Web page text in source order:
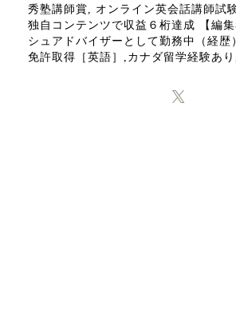
秀塾講師賞, オンライン英会話講師試
独自コンテンツで収益６桁達成 【編
シュアドバイザーとして勤務中（経歴
免許取得［英語］,カナダ留学経験あ